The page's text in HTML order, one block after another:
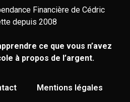
Financière de Cédric
depuis 2008
ce que vous n’avez
à propos de l’argent.
Mentions légales